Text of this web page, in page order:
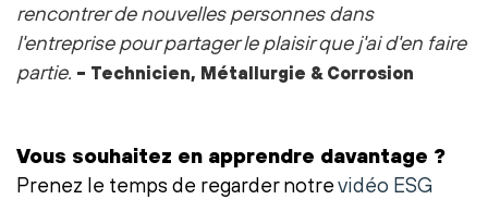
rencontrer de nouvelles personnes dans
l'entreprise pour partager le plaisir que j'ai d'en faire
partie. - Technicien, Métallurgie & Corrosion
Vous souhaitez en apprendre davantage ?
Prenez le temps de regarder notrevidéo ESG